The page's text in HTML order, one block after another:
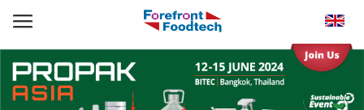
หน้าแรก
ประเภทสินค้า